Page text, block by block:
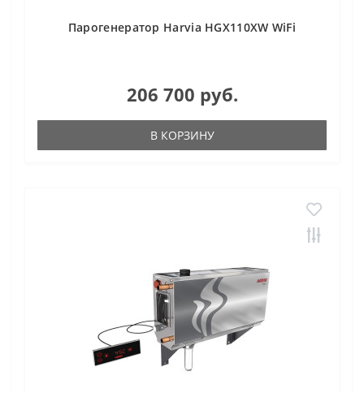
Парогенератор Harvia HGX110XW WiFi
206 700 руб.
В КОРЗИНУ